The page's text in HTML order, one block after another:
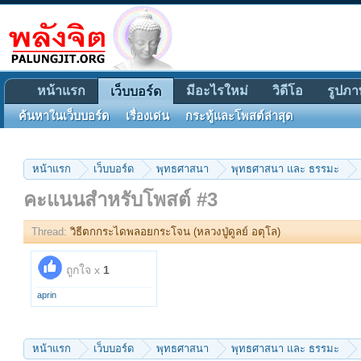
หน้าแรก เว็บบอร์ด พุทธศาสนา พุทธศาสนา และ ธรรมะ
คะแนนสำหรับโพสต์ #3
Thread: วิธีตกกระไดพลอยกระโจน (หลวงปู่ดูลย์ อตุโล)
ถูกใจ x 1
aprin
หน้าแรก เว็บบอร์ด พุทธศาสนา พุทธศาสนา และ ธรรมะ
หน้าแรก เว็บบอร์ด
ค้นหาในเว็บบอร์ด เรื่องเด่น กระทู้และโพสต์ล่าสุด
มีอะไรใหม่ วิดีโอ รูปภ